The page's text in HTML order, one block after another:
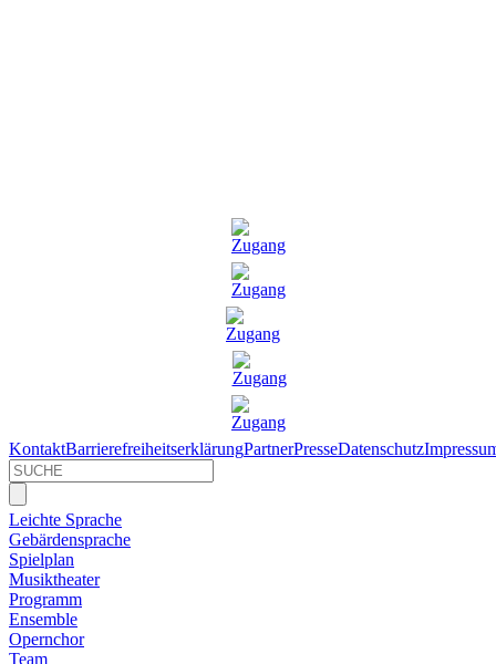
KontaktBarrierefreiheitserklärungPartnerPresseDatenschutz
Leichte Sprache
Gebärdensprache
Spielplan
Musiktheater
Programm
Ensemble
Opernchor
Team